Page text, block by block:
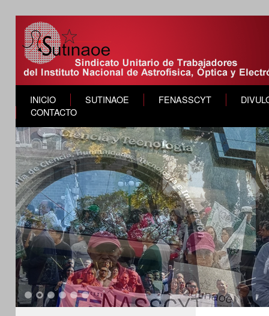
INICIO SUTINAOE FENASSCYT
CONTACTO
1 2 3 4 5 6